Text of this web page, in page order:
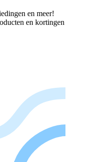
en meer!
en kortingen